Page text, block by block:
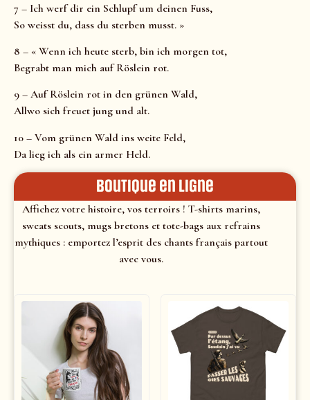
7 – Ich werf dir ein Schlupf um deinen Fuss,
So weisst du, dass du sterben musst. »
8 – « Wenn ich heute sterb, bin ich morgen tot,
Begrabt man mich auf Röslein rot.
9 – Auf Röslein rot in den grünen Wald,
Allwo sich freuet jung und alt.
10 – Vom grünen Wald ins weite Feld,
Da lieg ich als ein armer Held.
Boutique en ligne
Affichez votre histoire, vos terroirs ! T-shirts marins,
sweats scouts, mugs bretons et tote-bags aux refrains
mythiques : emportez l’esprit des chants français partout
avec vous.